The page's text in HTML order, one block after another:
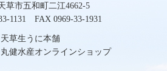
草市五和町二江4662-5
1131 FAX 0969-33-1931
天草生うに本舗
丸健水産オンラインショップ